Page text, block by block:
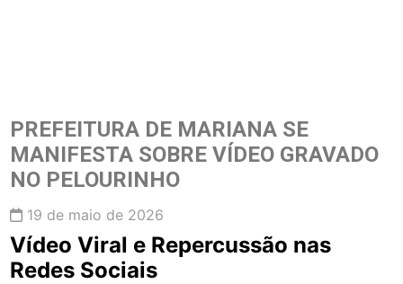
PREFEITURA DE MARIANA SE
MANIFESTA SOBRE VÍDEO GRAVADO
NO PELOURINHO
19 de maio de 2026
Vídeo Viral e Repercussão nas
Redes Sociais